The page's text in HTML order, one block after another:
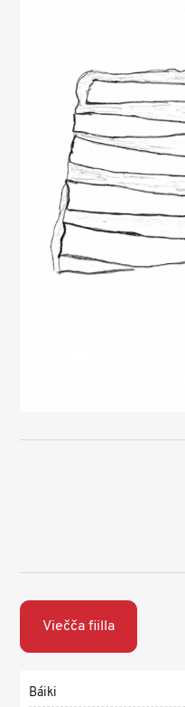
Viečča fiilla
Báiki